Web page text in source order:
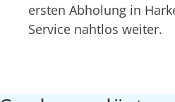
ersten Abholung in
Service nahtlos weiter.